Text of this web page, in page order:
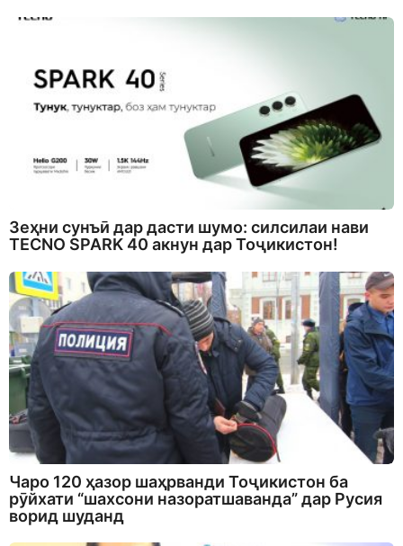
Зеҳни сунъӣ дар дасти шумо: силсилаи нави
TECNO SPARK 40 акнун дар Тоҷикистон!
Чаро 120 ҳазор шаҳрванди Тоҷикистон ба
рӯйхати “шахсони назоратшаванда” дар Русия
ворид шуданд